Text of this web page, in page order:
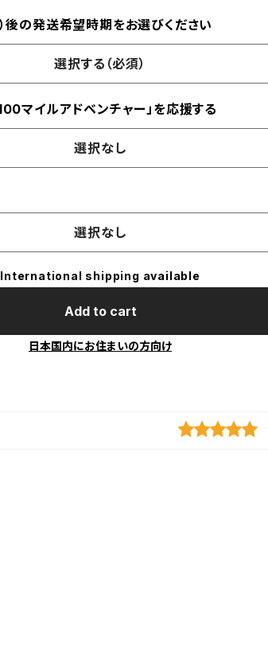
後の発送希望時期をお選びください
選択する（必須）
マイルアドベンチャー」を応援する
選択なし
選択なし
International shipping available
Add to cart
日本国内にお住まいの方向け